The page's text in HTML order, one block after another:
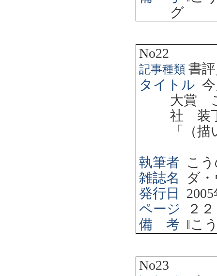
グ
No22
記事種類 書
タイトル
大賞
社 装
「（
執筆者 こ
雑誌名
ダ
発行日
2005
ページ
２
備 考 ‖こ
No23